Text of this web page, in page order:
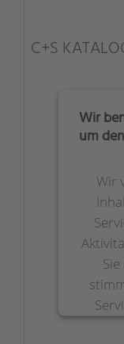
C+S
Wir
um
Wir